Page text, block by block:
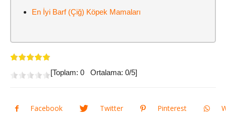
En İyi Barf (Çiğ) Köpek Mamaları
[Toplam: 0 Ortalama: 0/5]
Facebook Twitter Pinterest